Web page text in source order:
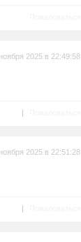
2025 в 22:49:58
|
2025 в 22:51:28
|